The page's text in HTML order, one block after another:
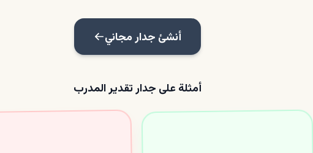
أنشئ جدار مجاني
أمثلة على جدار تقدير المدرب